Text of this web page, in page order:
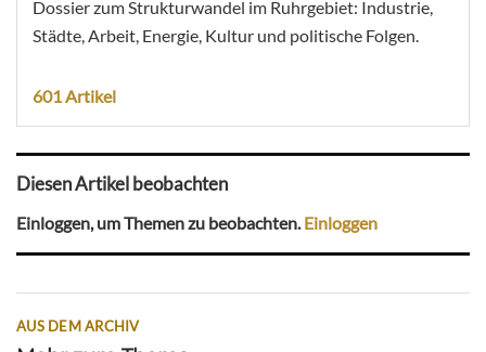
Dossier zum Strukturwandel im Ruhrgebiet: Industrie,
Städte, Arbeit, Energie, Kultur und politische Folgen.
601 Artikel
Diesen Artikel beobachten
Einloggen, um Themen zu beobachten.Einloggen
AUS DEM ARCHIV